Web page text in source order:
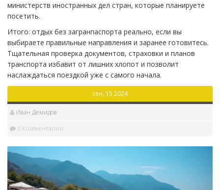
министерств иностранных дел стран, которые планируете
посетить.
Итого: отдых без загранпаспорта реально, если вы
выбираете правильные направления и заранее готовитесь.
Тщательная проверка документов, страховки и планов
транспорта избавит от лишних хлопот и позволит
наслаждаться поездкой уже с самого начала.
сен, 15 2024
Иван Демидов
0 Комментарии